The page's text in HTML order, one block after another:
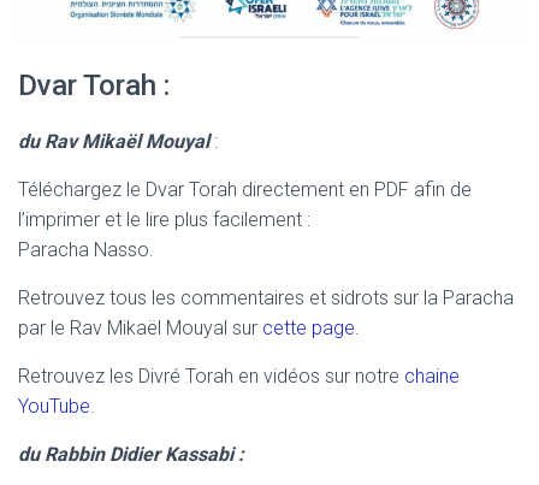
Dvar Torah :
du Rav Mikaël Mouyal:
Téléchargez le Dvar Torah directement en PDF afin de
l’imprimer et le lire plus facilement :
Paracha Nasso.
Retrouvez tous les commentaires et sidrots sur la Paracha
par le Rav Mikaël Mouyal sur cette page.
Retrouvez les Divré Torah en vidéos sur notre chaine
YouTube.
du Rabbin Didier Kassabi :